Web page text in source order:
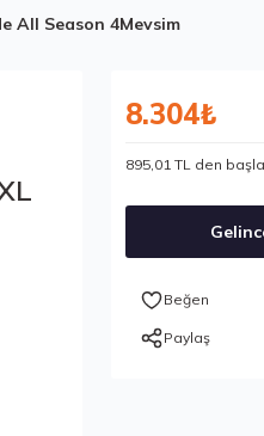
All Season 4Mevsim
8.304₺
895,01 TL den
Paylaş